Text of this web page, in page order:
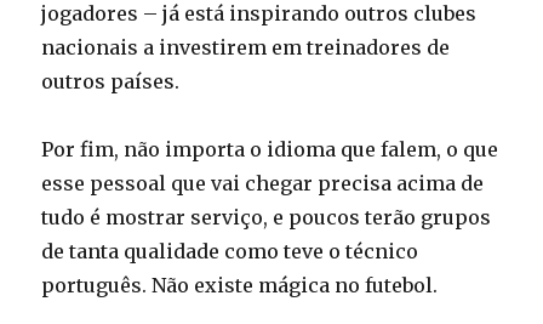
jogadores – já está inspirando outros clubes
nacionais a investirem em treinadores de
outros países.
Por fim, não importa o idioma que falem, o que
esse pessoal que vai chegar precisa acima de
tudo é mostrar serviço, e poucos terão grupos
de tanta qualidade como teve o técnico
português. Não existe mágica no futebol.